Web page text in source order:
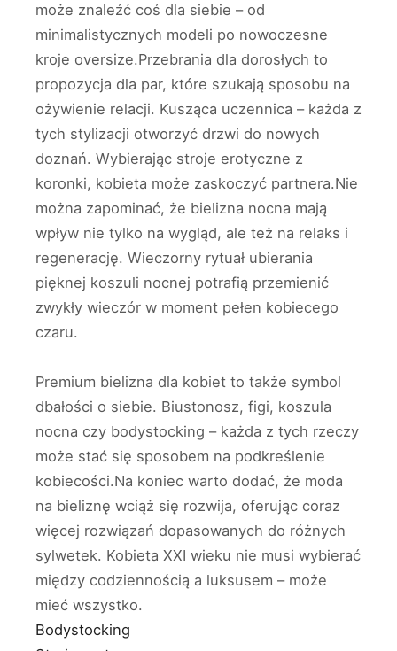
może znaleźć coś dla siebie – od
minimalistycznych modeli po nowoczesne
kroje oversize.Przebrania dla dorosłych to
propozycja dla par, które szukają sposobu na
ożywienie relacji. Kusząca uczennica – każda z
tych stylizacji otworzyć drzwi do nowych
doznań. Wybierając stroje erotyczne z
koronki, kobieta może zaskoczyć partnera.Nie
można zapominać, że bielizna nocna mają
wpływ nie tylko na wygląd, ale też na relaks i
regenerację. Wieczorny rytuał ubierania
pięknej koszuli nocnej potrafią przemienić
zwykły wieczór w moment pełen kobiecego
czaru.
Premium bielizna dla kobiet to także symbol
dbałości o siebie. Biustonosz, figi, koszula
nocna czy bodystocking – każda z tych rzeczy
może stać się sposobem na podkreślenie
kobiecości.Na koniec warto dodać, że moda
na bieliznę wciąż się rozwija, oferując coraz
więcej rozwiązań dopasowanych do różnych
sylwetek. Kobieta XXI wieku nie musi wybierać
między codziennością a luksusem – może
mieć wszystko.
Bodystocking